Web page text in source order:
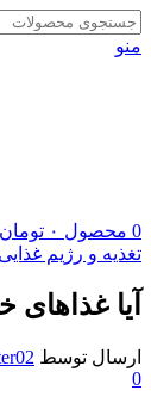
منو
0 محصول ۰ تومان
تغذیه و رژیم
آیا
ارسال توسط
0